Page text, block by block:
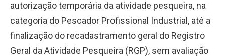
autorização temporária da atividade pesqueira, na
categoria do Pescador Profissional Industrial, até a
finalização do recadastramento geral do Registro
Geral da Atividade Pesqueira (RGP), sem avaliação